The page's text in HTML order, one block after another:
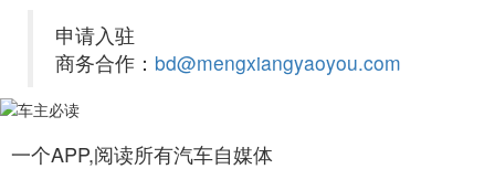
申请入驻
商务合作： bd@mengxiangyaoyou.com
一个APP,阅读所有汽车自媒体